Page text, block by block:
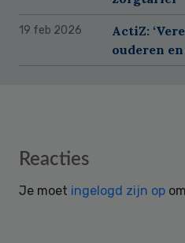
19 feb 2026
ActiZ:
ouderen
Reader
Reacties
Je moet ingelogd zijn op